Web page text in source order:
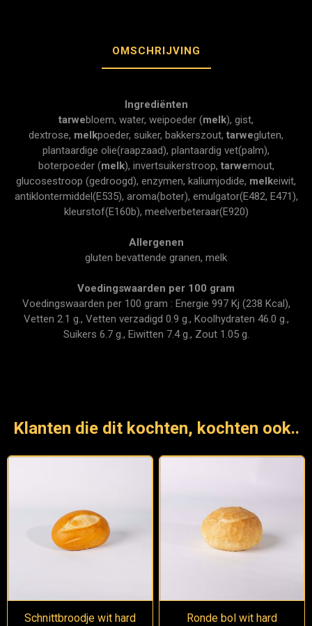
OMSCHRIJVING
Ingrediënten
tarwebloem, water, weipoeder (melk), gist,
dextrose, melkpoeder, suiker, bakkerszout, tarwegluten,
plantaardige olie(raapzaad), plantaardig vet(palm),
boterpoeder (melk), invertsuikerstroop, tarwemout,
glucosestroop (gedroogd), enzymen, kaliumjodide, melkeiwit,
antiklontermiddel(E535), aroma(boter), emulgator(E482, E471),
kleurstof(E160b), meelverbeteraar(E920)
Allergenen
gluten bevattende granen, melk
Voedingswaarden per 100 gram
Voedingswaarden per 100 gram : Energie 997 Kj (238 Kcal),
Vetten 2.1 g., Vetten verzadigd 0.9 g., Koolhydraten 46.0 g.,
Suikers 6.7 g., Eiwitten 7.4 g., Zout 1.05 g.
Klanten die dit kochten, kochten ook..
Schnittbroodje wit hard Ronde bol wit hard